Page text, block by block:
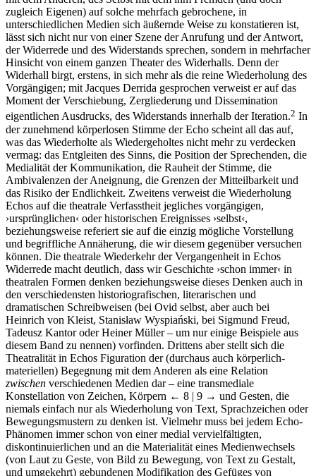
zugleich Eigenen) auf solche mehrfach gebrochene, in
unterschiedlichen Medien sich äußernde Weise zu konstatieren ist,
lässt sich nicht nur von einer Szene der Anrufung und der Antwort,
der Widerrede und des Widerstands sprechen, sondern in mehrfacher
Hinsicht von einem ganzen Theater des Widerhalls. Denn der
Widerhall birgt, erstens, in sich mehr als die reine Wiederholung des
Vorgängigen; mit Jacques Derrida gesprochen verweist er auf das
Moment der Verschiebung, Zergliederung und Dissemination
eigentlichen Ausdrucks, des Widerstands innerhalb der Iteration.2 In
der zunehmend körperlosen Stimme der Echo scheint all das auf,
was das Wiederholte als Wiedergeholtes nicht mehr zu verdecken
vermag: das Entgleiten des Sinns, die Position der Sprechenden, die
Medialität der Kommunikation, die Rauheit der Stimme, die
Ambivalenzen der Aneignung, die Grenzen der Mitteilbarkeit und
das Risiko der Endlichkeit. Zweitens verweist die Wiederholung
Echos auf die theatrale Verfasstheit jegliches vorgängigen,
›ursprünglichen‹ oder historischen Ereignisses ›selbst‹,
beziehungsweise referiert sie auf die einzig mögliche Vorstellung
und begriffliche Annäherung, die wir diesem gegenüber versuchen
können. Die theatrale Wiederkehr der Vergangenheit in Echos
Widerrede macht deutlich, dass wir Geschichte ›schon immer‹ in
theatralen Formen denken beziehungsweise dieses Denken auch in
den verschiedensten historiografischen, literarischen und
dramatischen Schreibweisen (bei Ovid selbst, aber auch bei
Heinrich von Kleist, Stanisław Wyspiański, bei Sigmund Freud,
Tadeusz Kantor oder Heiner Müller – um nur einige Beispiele aus
diesem Band zu nennen) vorfinden. Drittens aber stellt sich die
Theatralität in Echos Figuration der (durchaus auch körperlich-
materiellen) Begegnung mit dem Anderen als eine Relation
zwischen verschiedenen Medien dar – eine transmediale
Konstellation von Zeichen, Körpern ← 8 | 9 → und Gesten, die
niemals einfach nur als Wiederholung von Text, Sprachzeichen oder
Bewegungsmustern zu denken ist. Vielmehr muss bei jedem Echo-
Phänomen immer schon von einer medial vervielfältigten,
diskontinuierlichen und an die Materialität eines Medienwechsels
(von Laut zu Geste, von Bild zu Bewegung, von Text zu Gestalt,
und umgekehrt) gebundenen Modifikation des Gefüges von